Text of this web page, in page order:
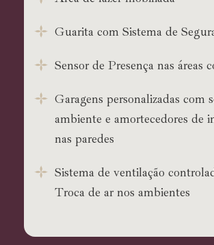
Guarita com Sistema de
Sensor de Presença nas áreas
Garagens personalizadas com
ambiente e amortecedores de
nas paredes
Sistema de ventilação
Troca de ar nos ambientes